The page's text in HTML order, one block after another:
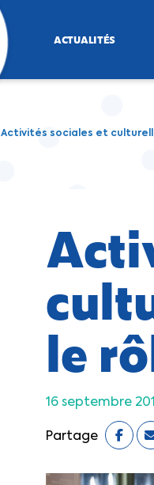
ACTUALITÉS
Activités sociales et
le
16 septembre
Partage